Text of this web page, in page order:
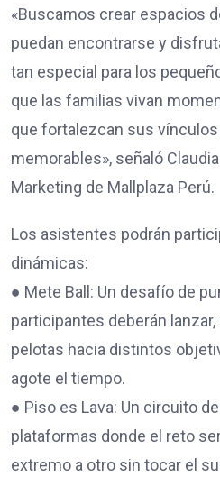
«Buscamos crear espacios
puedan encontrarse y
tan especial para los
que las familias vivan
que fortalezcan sus
memorables», señaló
Marketing de Mallplaza Perú.
Los asistentes podrán
dinámicas:
● Mete Ball: Un desafío de
participantes deberán
pelotas hacia distintos
agote el tiempo.
● Piso es Lava: Un circuito
plataformas donde el reto
extremo a otro sin tocar el